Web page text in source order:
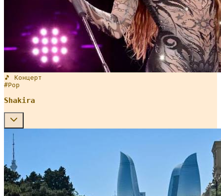
🎵 Концерт
#Pop
Shakira